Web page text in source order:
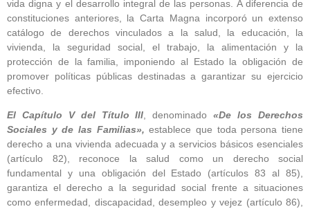
vida digna y el desarrollo integral de las personas. A diferencia de
constituciones anteriores, la Carta Magna incorporó un extenso
catálogo de derechos vinculados a la salud, la educación, la
vivienda, la seguridad social, el trabajo, la alimentación y la
protección de la familia, imponiendo al Estado la obligación de
promover políticas públicas destinadas a garantizar su ejercicio
efectivo.
El Capítulo V del Título III, denominado«De los Derechos
Sociales y de las Familias», establece que toda persona tiene
derecho a una vivienda adecuada y a servicios básicos esenciales
(artículo 82), reconoce la salud como un derecho social
fundamental y una obligación del Estado (artículos 83 al 85),
garantiza el derecho a la seguridad social frente a situaciones
como enfermedad, discapacidad, desempleo y vejez (artículo 86),